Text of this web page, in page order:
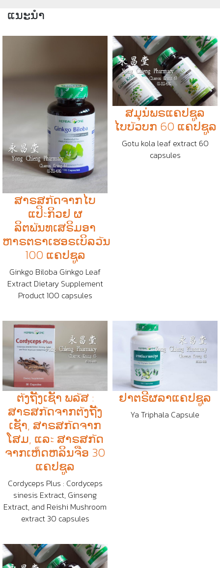
ແນະນຳ
ສາຣສກัດຈາກໄບ
ແປິะກິວຢ ຜ
ລິຕພัນທເສຣິມອາ
ຫາຣຕຣາເຮອຣເບິລວัນ
100 ແຄປຊູລ
Ginkgo Biloba Ginkgo Leaf
Extract Dietary Supplement
Product 100 capsules
ສມຸນ່ພຣແຄປຊູລ
ໄບບัວບກ 60 ແຄປຊູລ
Gotu kola leaf extract 60
capsules
ຕัງຖัັງເຊັາ ພລัສ :
ສາຣສກัດຈາກຕัງຖัັງ
ເຊັາ, ສາຣສກัດຈາກ
ໂສມ, ແລะ ສາຣສກัດ
ຈາກເຫ็ດຫລິນຈືອ 30
ແຄປຊູລ
Cordyceps Plus : Cordyceps
sinesis Extract, Ginseng
Extract, and Reishi Mushroom
extract 30 capsules
ຢາຕຣີຜລາແຄປຊູລ
Ya Triphala Capsule